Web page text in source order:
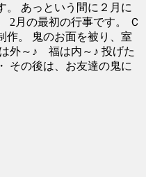
。 あっという間に２月に
2月の最初の行事です。 Ｃ
作。 鬼のお面を被り、室
外～♪ 福は内～♪ 投げた
その後は、お友達の鬼に